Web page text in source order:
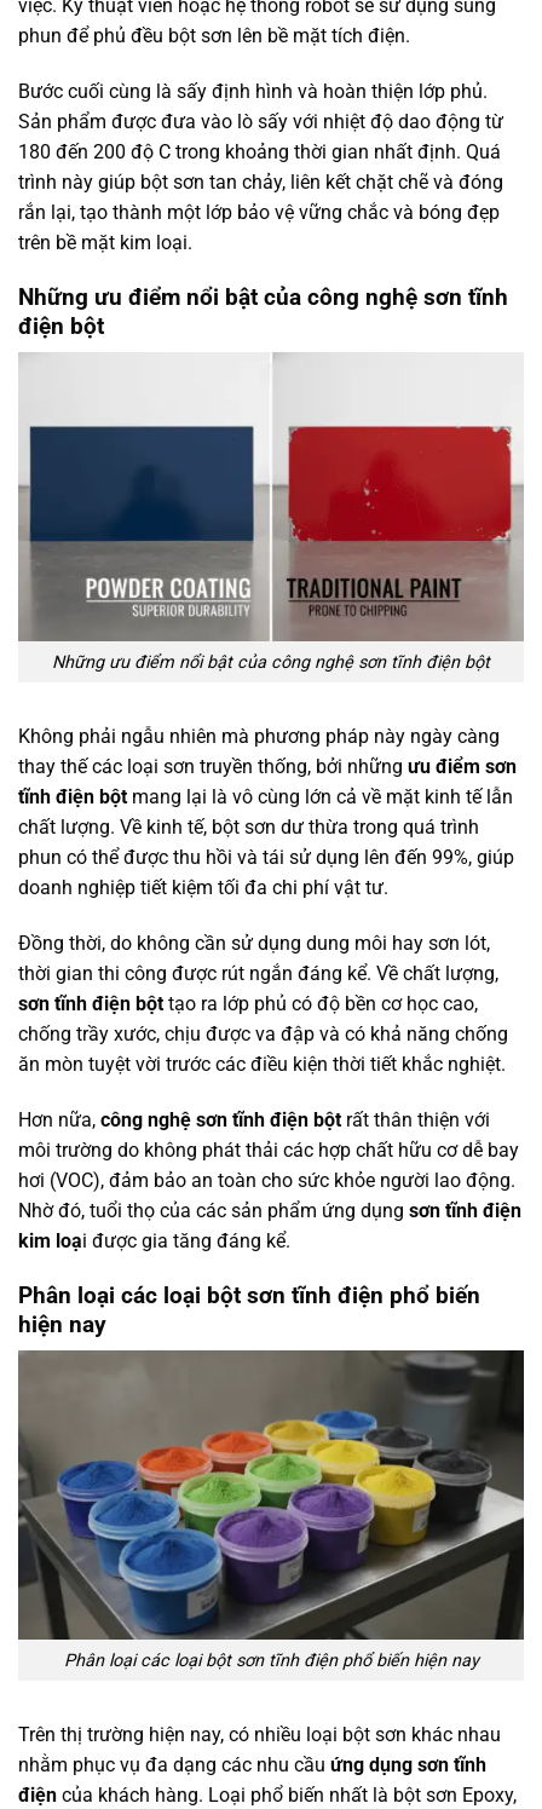
việc. Kỹ thuật viên hoặc hệ thống robot sẽ sử dụng súng
phun để phủ đều bột sơn lên bề mặt tích điện.
Bước cuối cùng là sấy định hình và hoàn thiện lớp phủ.
Sản phẩm được đưa vào lò sấy với nhiệt độ dao động từ
180 đến 200 độ C trong khoảng thời gian nhất định. Quá
trình này giúp bột sơn tan chảy, liên kết chặt chẽ và đóng
rắn lại, tạo thành một lớp bảo vệ vững chắc và bóng đẹp
trên bề mặt kim loại.
Những ưu điểm nổi bật của công nghệ sơn tĩnh
điện bột
Những ưu điểm nổi bật của công nghệ sơn tĩnh điện bột
Không phải ngẫu nhiên mà phương pháp này ngày càng
thay thế các loại sơn truyền thống, bởi những ưu điểm sơn
tĩnh điện bột mang lại là vô cùng lớn cả về mặt kinh tế lẫn
chất lượng. Về kinh tế, bột sơn dư thừa trong quá trình
phun có thể được thu hồi và tái sử dụng lên đến 99%, giúp
doanh nghiệp tiết kiệm tối đa chi phí vật tư.
Đồng thời, do không cần sử dụng dung môi hay sơn lót,
thời gian thi công được rút ngắn đáng kể. Về chất lượng,
sơn tĩnh điện bột tạo ra lớp phủ có độ bền cơ học cao,
chống trầy xước, chịu được va đập và có khả năng chống
ăn mòn tuyệt vời trước các điều kiện thời tiết khắc nghiệt.
Hơn nữa, công nghệ sơn tĩnh điện bột rất thân thiện với
môi trường do không phát thải các hợp chất hữu cơ dễ bay
hơi (VOC), đảm bảo an toàn cho sức khỏe người lao động.
Nhờ đó, tuổi thọ của các sản phẩm ứng dụng sơn tĩnh điện
kim loại được gia tăng đáng kể.
Phân loại các loại bột sơn tĩnh điện phổ biến
hiện nay
Phân loại các loại bột sơn tĩnh điện phổ biến hiện nay
Trên thị trường hiện nay, có nhiều loại bột sơn khác nhau
nhằm phục vụ đa dạng các nhu cầu ứng dụng sơn tĩnh
điện của khách hàng. Loại phổ biến nhất là bột sơn Epoxy,